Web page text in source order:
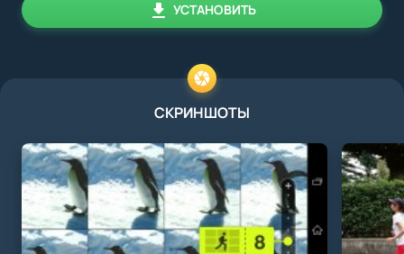
УСТАНОВИТЬ
СКРИНШОТЫ